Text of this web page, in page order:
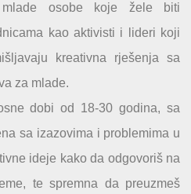
mlade osobe koje žele biti
kao aktivisti i lideri koji
kreativna rješenja sa
za mlade.
dobi od 18-30 godina, sa
sa izazovima i problemima u
ideje kako da odgovoriš na
te spremna da preuzmeš